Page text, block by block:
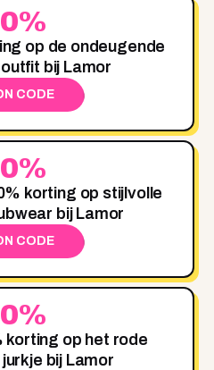
op de ondeugende
bij Lamor
CODE
korting op stijlvolle
bij Lamor
CODE
korting op het rode
bij Lamor